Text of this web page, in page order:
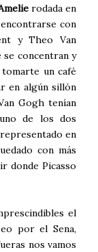
rodada en
con
y Theo Van
concentran y
un café
en algún sillón
Gogh tenían
de los dos
en
con más
donde Picasso
el
por el Sena,
nos vamos